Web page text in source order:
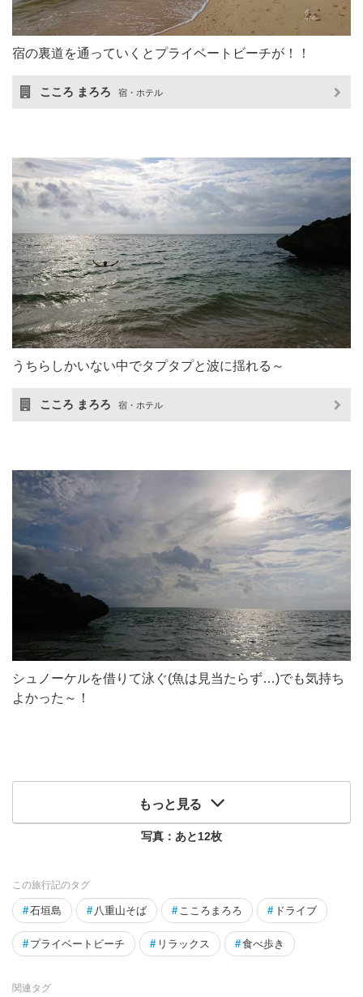
宿の裏道を通っていくとプライベートビーチが！！
こころ まろろ 宿・ホテル
うちらしかいない中でタプタプと波に揺れる～
こころ まろろ 宿・ホテル
シュノーケルを借りて泳ぐ(魚は見当たらず…)でも気持ち
よかった～！
もっと見る
写真：あと12枚
この旅行記のタグ
#石垣島 # 八重山そば # こころまろろ # ドライブ
# プライベートビーチ # リラックス #食べ歩き
関連タグ